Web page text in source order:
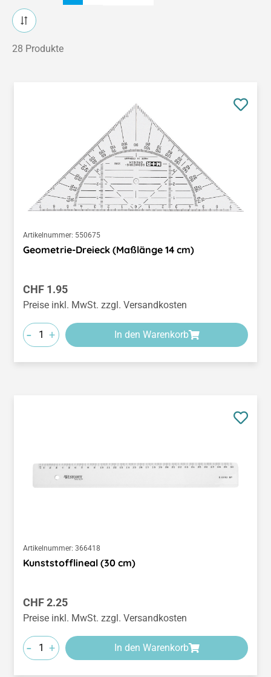
28 Produkte
Artikelnummer: 550675
Geometrie-Dreieck (Maßlänge 14 cm)
Regulärer Preis:
CHF 1.95
Preise inkl. MwSt. zzgl. Versandkosten
- + In den Warenkorb
Artikelnummer: 366418
Kunststofflineal (30 cm)
Regulärer Preis:
CHF 2.25
Preise inkl. MwSt. zzgl. Versandkosten
- + In den Warenkorb